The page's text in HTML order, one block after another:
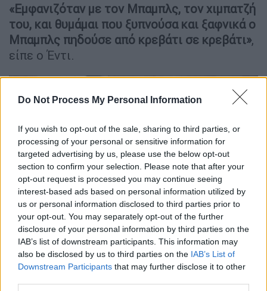
Do Not Process My Personal Information
If you wish to opt-out of the sale, sharing to third parties, or
processing of your personal or sensitive information for
targeted advertising by us, please use the below opt-out
section to confirm your selection. Please note that after your
opt-out request is processed you may continue seeing
interest-based ads based on personal information utilized by
us or personal information disclosed to third parties prior to
your opt-out. You may separately opt-out of the further
disclosure of your personal information by third parties on the
IAB’s list of downstream participants. This information may
also be disclosed by us to third parties on the IAB’s List of
Downstream Participants that may further disclose it to other
«Εμφανιζόταν με τον Μπαμπλς, τον χιμπατζή
του, και θυμάμαι που ξυπνούσα και ξαφνικά ο
Μπαμπλς πηδούσε από κρεβάτι σε κρεβάτι»,
είπε ο Έντι.
Ο Μάικλ Τζάκσον με την οικογένεια Κάσιο
Με τα χρόνια, ο Τζάκσον έγινε μόνιμο μέλος